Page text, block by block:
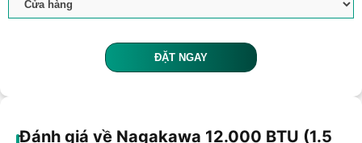
ĐẶT NGAY
Đánh giá về Nagakawa 12.000 BTU (1.5